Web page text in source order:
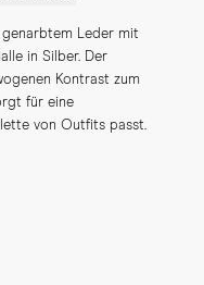
genarbtem Leder mit
in Silber. Der
Kontrast zum
für eine
von Outfits passt.